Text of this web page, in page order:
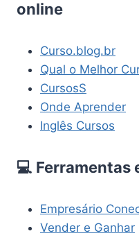
online
Curso.blog.br
Qual o Melhor
CursosS
Onde Aprender
Inglês Cursos
💻 Ferramentas
Empresário
Vender e Ganhar